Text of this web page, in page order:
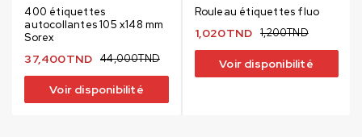
400 étiquettes
autocollantes 105 x148 mm
Sorex
44,000TND
37,400TND
Voir disponibilité
Rouleau étiquettes fluo
1,200TND
1,020TND
Voir disponibilité